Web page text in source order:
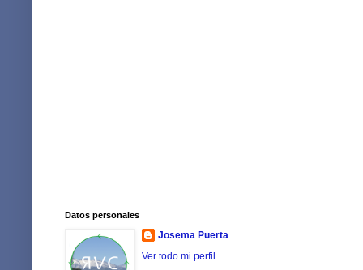
Datos personales
Josema Puerta
Ver todo mi perfil